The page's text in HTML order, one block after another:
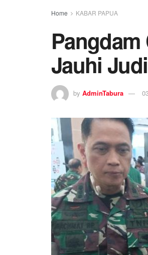
Home KABAR PAPUA
Jauhi
by AdminTabura